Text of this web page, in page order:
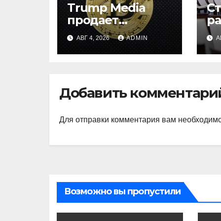
Trump Media
продает
биткоины:
убыток $165 млн
АВГ 4, 2026 ADMIN
Добавить
Для отправки комментария вам
Возможно вы пропустили